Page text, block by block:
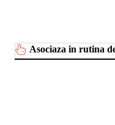
Asociaza in rutina